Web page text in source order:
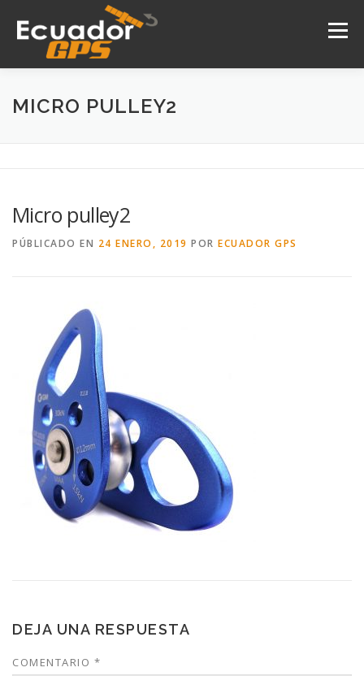
contenido
Menú
INICIO NOSOTROS
MICRO PULLEY2
Micro pulley2
PÚBLICADO EN 24 ENERO, 2019 POR ECUADOR GPS
DEJA UNA RESPUESTA
COMENTARIO *